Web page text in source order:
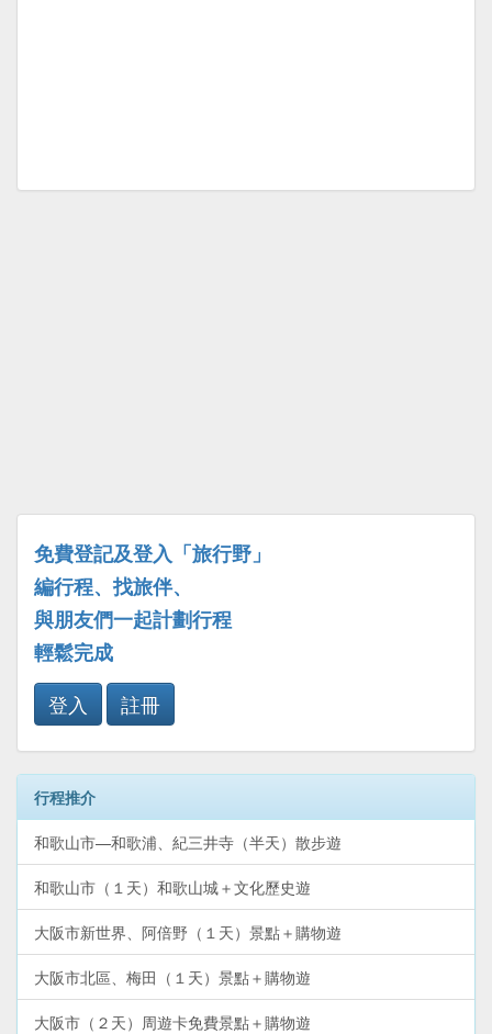
免費登記及登入「旅行野」
編行程、找旅伴、
與朋友們一起計劃行程
輕鬆完成
登入
註冊
行程推介
和歌山市—和歌浦、紀三井寺（半天）散步遊
和歌山市（１天）和歌山城＋文化歷史遊
大阪市新世界、阿倍野（１天）景點＋購物遊
大阪市北區、梅田（１天）景點＋購物遊
大阪市（２天）周遊卡免費景點＋購物遊